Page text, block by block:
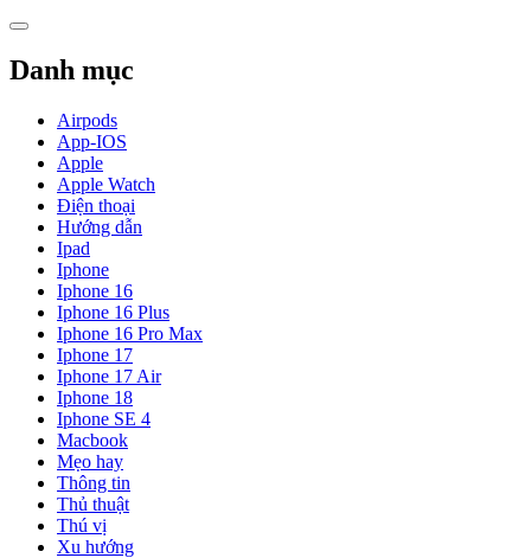
Skip
content
Danh mục
Airpods
App-IOS
Apple
Apple Watch
Điện thoại
Hướng dẫn
Ipad
Iphone
Iphone 16
Iphone 16 Plus
Iphone 16 Pro Max
Iphone 17
Iphone 17 Air
Iphone 18
Iphone SE 4
Macbook
Mẹo hay
Thông tin
Thủ thuật
Thú vị
Xu hướng